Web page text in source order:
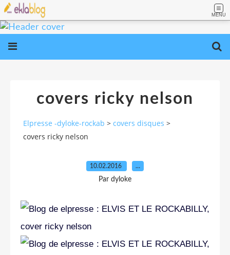
MENU
covers ricky nelson
Elpresse -dyloke-rockab > covers disques >
covers ricky nelson
10.02.2016 …
Par dyloke